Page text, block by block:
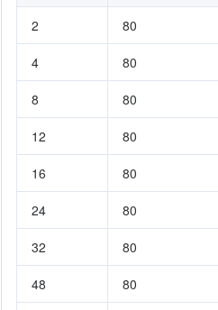
2 80
4 80
8 80
12 80
16 80
24 80
32 80
48 80